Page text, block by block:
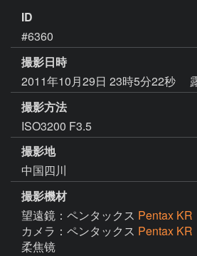
ID
#6360
撮影日時
2011年10月29日 23時5分22秒
撮影方法
ISO3200 F3.5
撮影地
中国四川
撮影機材
望遠鏡：ペンタックス Pentax KR
カメラ：ペンタックス Pentax KR
柔焦镜